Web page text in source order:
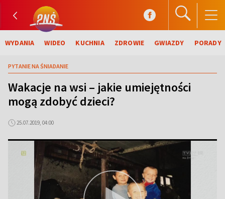
WYDANIA WIDEO KUCHNIA ZDROWIE GWIAZDY PORADY
PYTANIE NA ŚNIADANIE
Wakacje na wsi – jakie umiejętności
mogą zdobyć dzieci?
25.07.2019, 04:00